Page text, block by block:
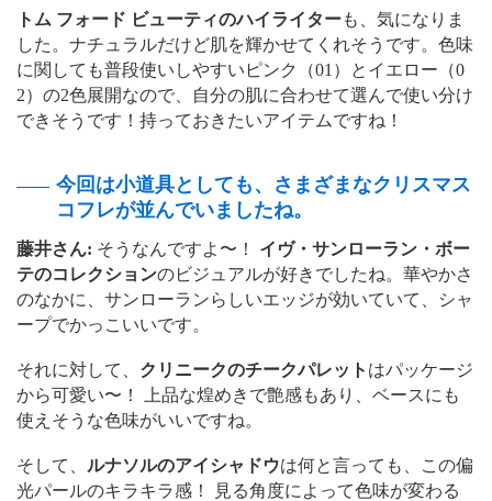
トム フォード ビューティのハイライターも、気になりま
した。ナチュラルだけど肌を輝かせてくれそうです。色味
に関しても普段使いしやすいピンク（01）とイエロー（0
2）の2色展開なので、自分の肌に合わせて選んで使い分け
できそうです！持っておきたいアイテムですね！
今回は小道具としても、さまざまなクリスマス
コフレが並んでいましたね。
藤井さん: そうなんですよ〜！ イヴ・サンローラン・ボー
テのコレクションのビジュアルが好きでしたね。華やかさ
のなかに、サンローランらしいエッジが効いていて、シャ
ープでかっこいいです。
それに対して、 クリニークのチークパレット はパッケージ
から可愛い〜！ 上品な煌めきで艶感もあり、ベースにも
使えそうな色味がいいですね。
そして、 ルナソルのアイシャドウは何と言っても、この偏
光パールのキラキラ感！ 見る角度によって色味が変わる